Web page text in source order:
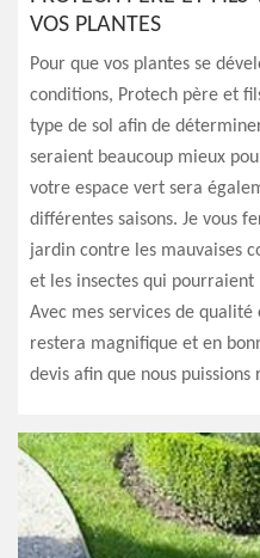
VOS PLANTES
Pour que vos plantes se
conditions, Protech père et
type de sol afin de
seraient beaucoup mieux
votre espace vert sera
différentes saisons. Je vous
jardin contre les mauvaises
et les insectes qui
Avec mes services de
restera magnifique et en
devis afin que nous